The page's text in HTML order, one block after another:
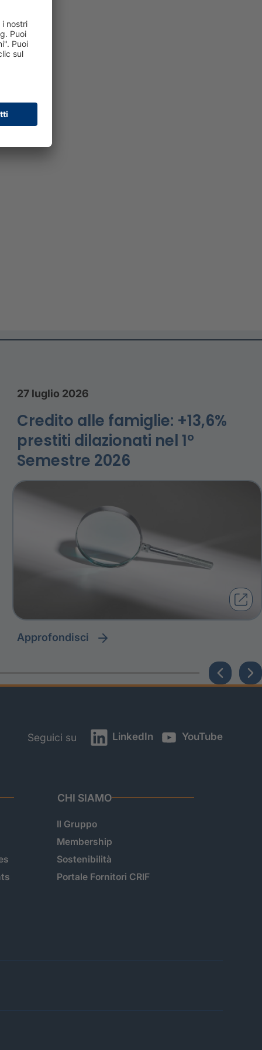
27 luglio 2026
Credito alle famiglie: +13,6%
prestiti dilazionati nel 1°
Semestre 2026
approfondisci
Seguici su LinkedIn YouTube
CHI SIAMO
Il Gruppo
Membership
Sostenibilità
Portale Fornitori CRIF